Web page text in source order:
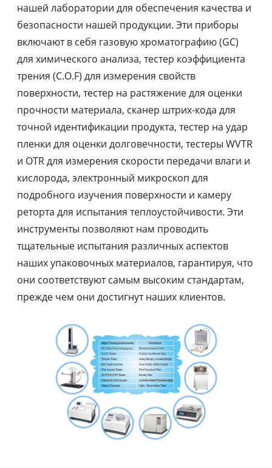
нашей лаборатории для обеспечения качества и
безопасности нашей продукции. Эти приборы
включают в себя газовую хроматографию (GC)
для химического анализа, тестер коэффициента
трения (C.O.F) для измерения свойств
поверхности, тестер на растяжение для оценки
прочности материала, сканер штрих-кода для
точной идентификации продукта, тестер на удар
пленки для оценки долговечности, тестеры WVTR
и OTR для измерения скорости передачи влаги и
кислорода, электронный микроскоп для
подробного изучения поверхности и камеру
реторта для испытания теплоустойчивости. Эти
инструменты позволяют нам проводить
тщательные испытания различных аспектов
наших упаковочных материалов, гарантируя, что
они соответствуют самым высоким стандартам,
прежде чем они достигнут наших клиентов.